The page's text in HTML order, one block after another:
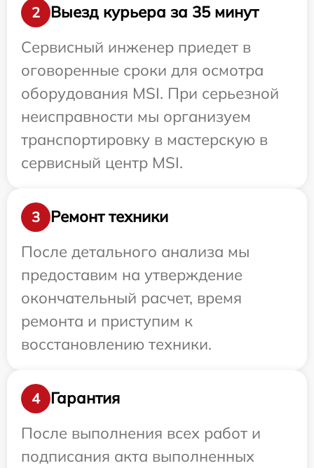
2
Выезд курьера за 35 минут
Сервисный инженер приедет в
оговоренные сроки для осмотра
оборудования MSI. При серьезной
неисправности мы организуем
транспортировку в мастерскую в
сервисный центр MSI.
3
Ремонт техники
После детального анализа мы
предоставим на утверждение
окончательный расчет, время
ремонта и приступим к
восстановлению техники.
4
Гарантия
После выполнения всех работ и
подписания акта выполненных